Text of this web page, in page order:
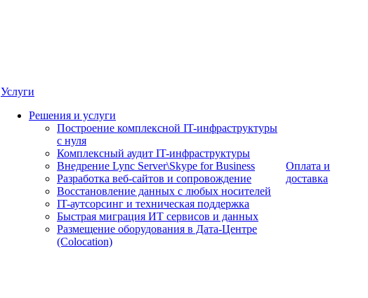
Услуги
Решения и услуги
Построение комплексной IT-инфраструктуры
с нуля
Комплексный аудит IT-инфраструктуры
Внедрение Lync Server\Skype for Business
Разработка веб-сайтов и сопровождение
Восстановление данных с любых носителей
IT-аутсорсинг и техническая поддержка
Быстрая миграция ИТ сервисов и данных
Размещение оборудования в Дата-Центре
(Colocation)
Оплата и
доставка